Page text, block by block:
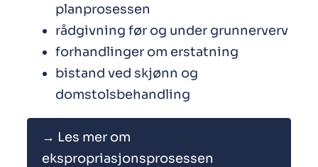
planprosessen
rådgivning før og under grunnerverv
forhandlinger om erstatning
bistand ved skjønn og
domstolsbehandling
→ Les mer om
ekspropriasjonsprosessen